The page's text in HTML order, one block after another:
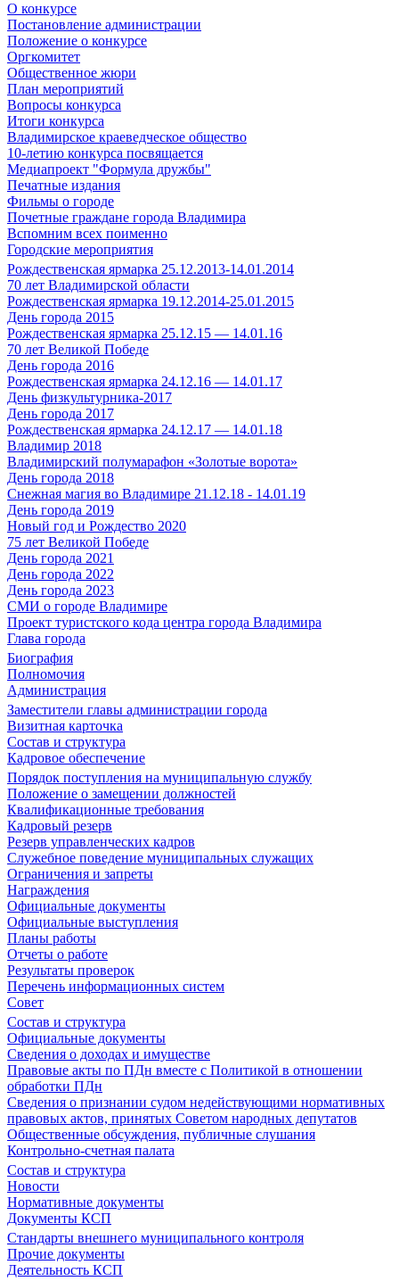
О конкурсе
Постановление администрации
Положение о конкурсе
Оргкомитет
Общественное жюри
План мероприятий
Вопросы конкурса
Итоги конкурса
Владимирское краеведческое общество
10-летию конкурса посвящается
Медиапроект "Формула дружбы"
Печатные издания
Фильмы о городе
Почетные граждане города Владимира
Вспомним всех поименно
Городские мероприятия
Рождественская ярмарка 25.12.2013-14.01.2014
70 лет Владимирской области
Рождественская ярмарка 19.12.2014-25.01.2015
День города 2015
Рождественская ярмарка 25.12.15 — 14.01.16
70 лет Великой Победе
День города 2016
Рождественская ярмарка 24.12.16 — 14.01.17
День физкультурника-2017
День города 2017
Рождественская ярмарка 24.12.17 — 14.01.18
Владимир 2018
Владимирский полумарафон «Золотые ворота»
День города 2018
Снежная магия во Владимире 21.12.18 - 14.01.19
День города 2019
Новый год и Рождество 2020
75 лет Великой Победе
День города 2021
День города 2022
День города 2023
СМИ о городе Владимире
Проект туристского кода центра города Владимира
Глава города
Биография
Полномочия
Администрация
Заместители главы администрации города
Визитная карточка
Состав и структура
Кадровое обеспечение
Порядок поступления на муниципальную службу
Положение о замещении должностей
Квалификационные требования
Кадровый резерв
Резерв управленческих кадров
Служебное поведение муниципальных служащих
Ограничения и запреты
Награждения
Официальные документы
Официальные выступления
Планы работы
Отчеты о работе
Результаты проверок
Перечень информационных систем
Совет
Состав и структура
Официальные документы
Сведения о доходах и имуществе
Правовые акты по ПДн вместе с Политикой в отношении
обработки ПДн
Сведения о признании судом недействующими нормативных
правовых актов, принятых Советом народных депутатов
Общественные обсуждения, публичные слушания
Контрольно-счетная палата
Состав и структура
Новости
Нормативные документы
Документы КСП
Стандарты внешнего муниципального контроля
Прочие документы
Деятельность КСП